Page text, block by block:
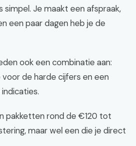
Je maakt een afspraak,
een paar dagen heb je de
ook een combinatie aan:
de harde cijfers en een
pakketten rond de €120 tot
maar wel een die je direct